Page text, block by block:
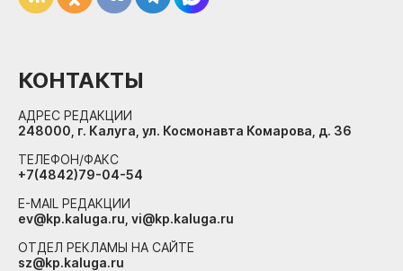
КОНТАКТЫ
АДРЕС РЕДАКЦИИ
248000, г. Калуга, ул. Космонавта Комарова, д. 36
ТЕЛЕФОН/ФАКС
+7(4842)79-04-54
E-MAIL РЕДАКЦИИ
ev@kp.kaluga.ru, vi@kp.kaluga.ru
ОТДЕЛ РЕКЛАМЫ НА САЙТЕ
sz@kp.kaluga.ru